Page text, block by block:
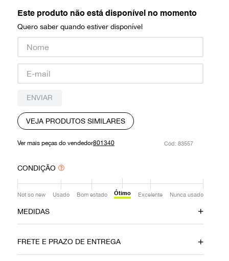
Este produto não está disponível no momento
Quero saber quando estiver disponível
ENVIAR
VEJA PRODUTOS SIMILARES
Ver mais peças do vendedor801340 : 83557
CONDIÇÃO
Not so new Usado Bom estado Ótimo Excelente Nunca usado
MEDIDAS
15cm 4cm
FRETE E PRAZO DE ENTREGA
vestido
paula raia
burberry
prada